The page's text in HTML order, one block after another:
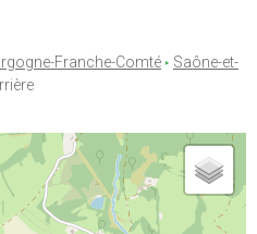
Franche-Comté
Saône-et-